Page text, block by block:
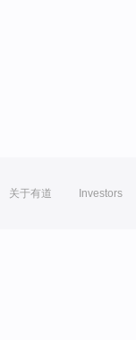
关于有道 Investors